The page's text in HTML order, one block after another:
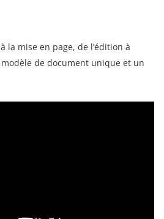
la mise en page, de l’édition à
modèle de document unique et un